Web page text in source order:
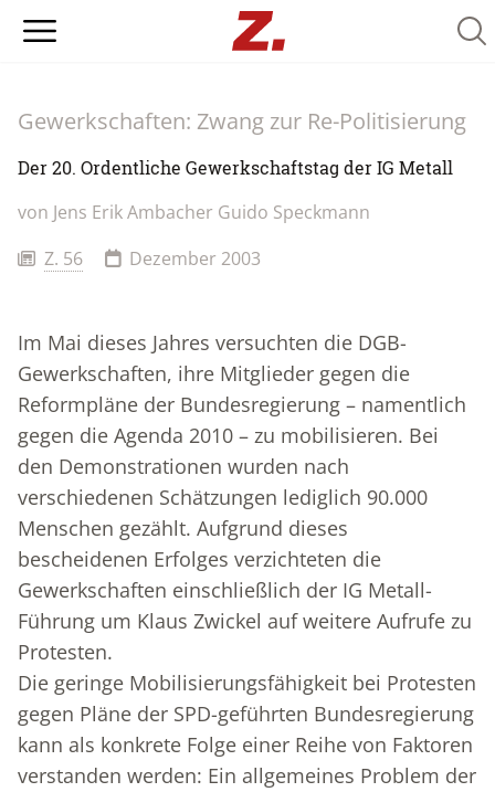
Gewerkschaften: Zwang zur Re-Politisierung
Der 20. Ordentliche Gewerkschaftstag der IG Metall
von Jens Erik Ambacher Guido Speckmann
Z. 56
Dezember 2003
Im Mai dieses Jahres versuchten die DGB-
Gewerkschaften, ihre Mitglieder gegen die
Reformpläne der Bundesregierung – namentlich
gegen die Agenda 2010 – zu mobilisieren. Bei
den Demonstrationen wurden nach
verschiedenen Schätzungen lediglich 90.000
Menschen gezählt. Aufgrund dieses
bescheidenen Erfolges verzichteten die
Gewerkschaften einschließlich der IG Metall-
Führung um Klaus Zwickel auf weitere Aufrufe zu
Protesten.
Die geringe Mobilisierungsfähigkeit bei Protesten
gegen Pläne der SPD-geführten Bundesregierung
kann als konkrete Folge einer Reihe von Faktoren
verstanden werden: Ein allgemeines Problem der